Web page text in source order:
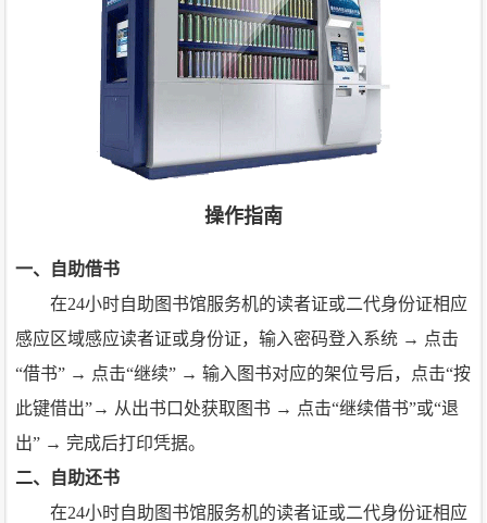
操作指南
一、自助借书
在24小时自助图书馆服务机的读者证或二代身份证相应
感应区域感应读者证或身份证，输入密码登入系统 → 点击
“借书” → 点击“继续” → 输入图书对应的架位号后，点击“按
此键借出”→ 从出书口处获取图书 → 点击“继续借书”或“退
出” → 完成后打印凭据。
二、自助还书
在24小时自助图书馆服务机的读者证或二代身份证相应